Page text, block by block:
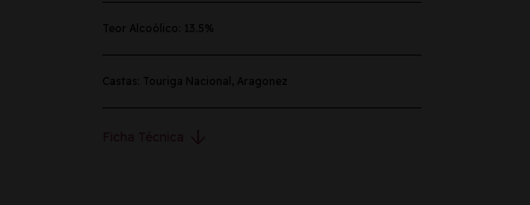
Teor Alcoólico: 13.5%
Castas: Touriga Nacional, Aragonez